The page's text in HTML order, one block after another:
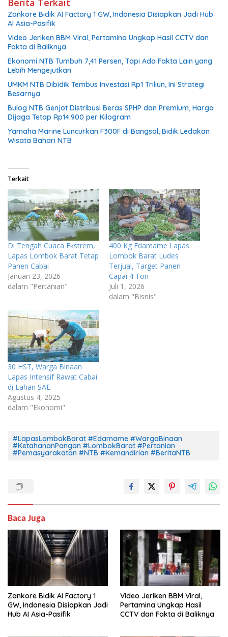
Berita Terkait
Zankore Bidik AI Factory 1 GW, Indonesia Disiapkan Jadi Hub
AI Asia-Pasifik
Video Jeriken BBM Viral, Pertamina Ungkap Hasil CCTV dan
Fakta di Baliknya
Ekonomi NTB Tumbuh 7,41 Persen, Tapi Ada Fakta Lain yang
Lebih Mengejutkan
UMKM NTB Dibidik Tembus Investasi Rp1 Triliun, Ini Strategi
Besarnya
Bulog NTB Genjot Distribusi Beras SPHP dan Premium, Harga
Dijaga Tetap Rp14.900 per Kilogram
Yamaha Marine Luncurkan F300F di Bangsal, Bidik Ledakan
Wisata Bahari NTB
Terkait
Di Tengah Cuaca Ekstrem,
Lapas Lombok Barat Tetap
Panen Cabai
Januari 23, 2026
dalam "Pertanian"
400 Kg Edamame Lapas
Lombok Barat Ludes
Terjual, Target Panen
Capai 4 Ton
Juli 1, 2026
dalam "Bisnis"
30 HST, Warga Binaan
Lapas Intensif Rawat Cabai
di Lahan SAE
Agustus 4, 2025
dalam "Ekonomi"
#LapasLombokBarat #Edamame #WargaBinaan
#KetahananPangan #LombokBarat #Pertanian
#Pemasyarakatan #NTB #Kemandirian #BeritaNTB
Baca Juga
Zankore Bidik AI Factory 1
GW, Indonesia Disiapkan Jadi
Hub AI Asia-Pasifik
Video Jeriken BBM Viral,
Pertamina Ungkap Hasil
CCTV dan Fakta di Baliknya